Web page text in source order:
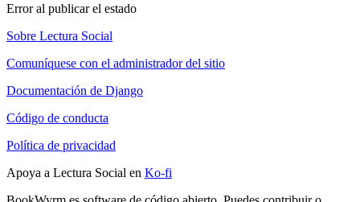
Error al publicar el estado
Sobre Lectura Social
Comuníquese con el administrador del sitio
Documentación de Django
Código de conducta
Política de privacidad
Apoya a Lectura Social en Ko-fi